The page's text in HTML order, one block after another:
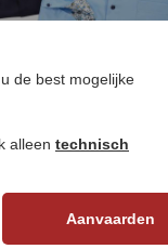
€ 34,
de best mogelijke
alleen technisch
Aanvaarden